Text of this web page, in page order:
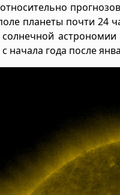
планеты почти 24
астрономии
года после